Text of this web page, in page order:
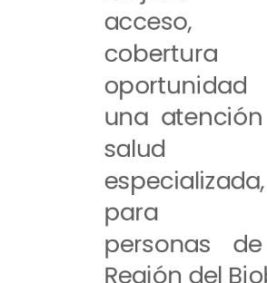
acceso,
una
salud
especializada,
para
personas
Región del